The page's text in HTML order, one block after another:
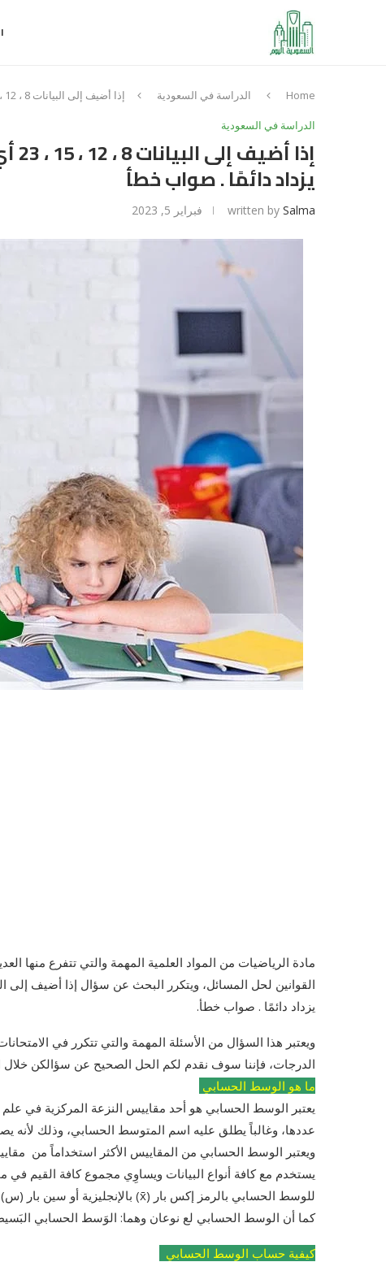
Home الدراسة في السعودية إذا أضيف إلى البيانات 8 ، 12 ، 15 ، 23 أي قيمة أكبر من 23 فإن المتوسط يزداد دائمًا . صواب خطأ
الدراسة في السعودية
يزداد دائمًا . صواب خطأ
written by Salma فبراير 5, 2023
مادة الرياضيات من المواد العلمية المهمة والتي تتفرع منها
يزداد دائمًا . صواب خطأ.
ويعتبر هذا السؤال من الأسئلة المهمة والتي تتكرر في
الدرجات، فإننا سوف نقدم لكم الحل الصحيح عن سؤالكن خلال
ما هو الوسط الحسابي
يعتبر الوسط الحسابي هو أحد مقاييس النزعة المركزية في
عددها، وغالباً يطلق عليه اسم المتوسط الحسابي، وذلك
ويعتبر الوسط الحسابي من المقاييس الأكثر استخداماً من
يستخدم مع كافة أنواع البيانات ويساوِي مجموع كافة القيم
للوسط الحسابي بالرمز إكس بار (x̄) بالإنجليزية أو سين بار (س) وإشارة (-) فوقها أيضًا بالعربية.
كما أن الوسط الحسابي لع نوعان وهما: الوَسط الحسابي
كيفية حساب الوسط الحسابي